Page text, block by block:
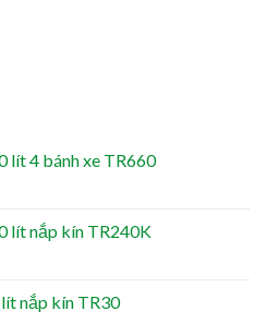
lít 4 bánh xe TR660
lít nắp kín TR240K
nắp kín TR30